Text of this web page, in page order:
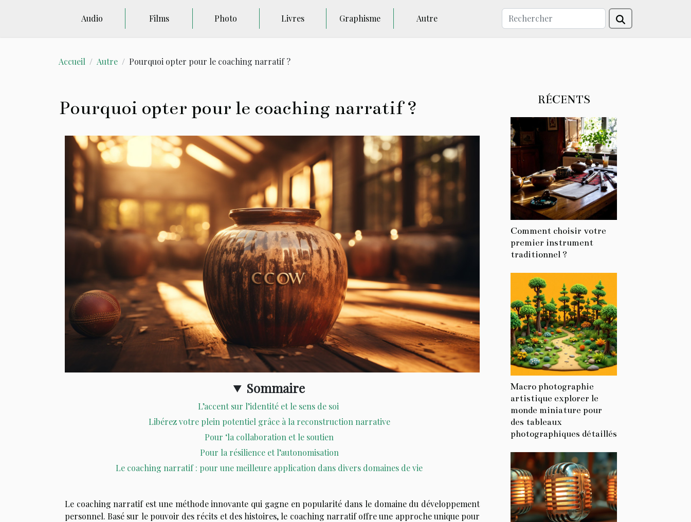
Audio Films Photo Livres Graphisme Autre
Accueil Autre Pourquoi opter pour le coaching narratif ?
Pourquoi opter pour le coaching narratif ?
Sommaire
L’accent sur l’identité et le sens de soi
Libérez votre plein potentiel grâce à la reconstruction narrative
Pour ‘la collaboration et le soutien
Pour la résilience et l’autonomisation
Le coaching narratif : pour une meilleure application dans divers domaines de vie
Le coaching narratif est une méthode innovante qui gagne en popularité dans le domaine du développement
personnel. Basé sur le pouvoir des récits et des histoires, le coaching narratif offre une approche unique pour
RÉCENTS
Comment choisir votre
premier instrument
traditionnel ?
Macro photographie
artistique explorer le
monde miniature pour
des tableaux
photographiques détaillés